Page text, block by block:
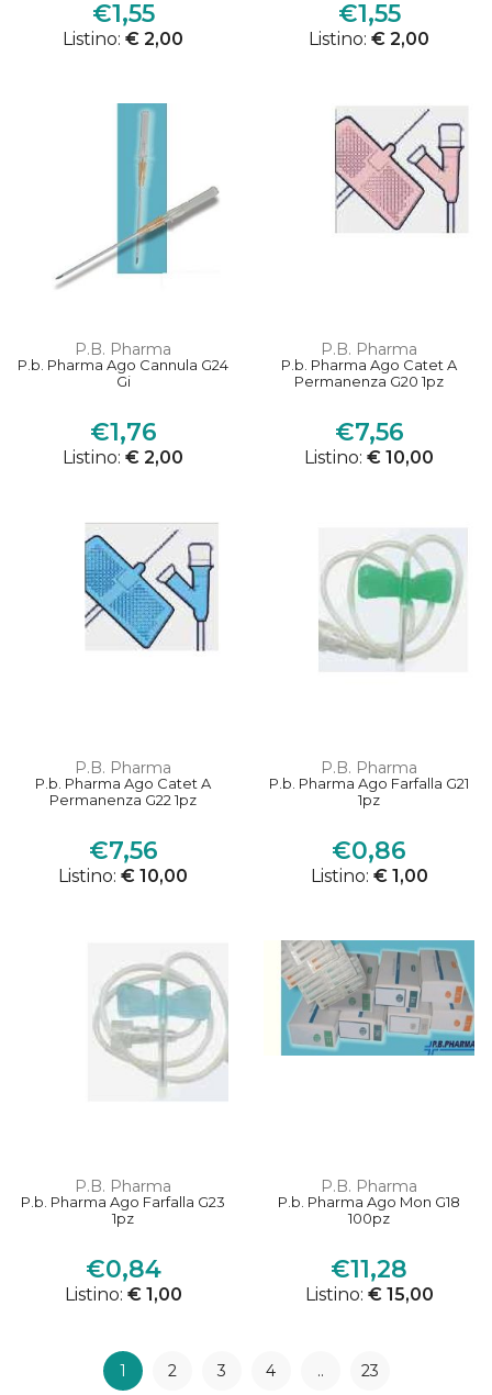
€1,55
Listino: € 2,00
€1,55
Listino: € 2,00
P.B. Pharma
P.b. Pharma Ago Cannula G24
Gi
€1,76
Listino: € 2,00
P.B. Pharma
P.b. Pharma Ago Catet A
Permanenza G20 1pz
€7,56
Listino: € 10,00
P.B. Pharma
P.b. Pharma Ago Catet A
Permanenza G22 1pz
€7,56
Listino: € 10,00
P.B. Pharma
P.b. Pharma Ago Farfalla G21
1pz
€0,86
Listino: € 1,00
P.B. Pharma
P.b. Pharma Ago Farfalla G23
1pz
€0,84
Listino: € 1,00
P.B. Pharma
P.b. Pharma Ago Mon G18
100pz
€11,28
Listino: € 15,00
1 2 3 4 .. 23